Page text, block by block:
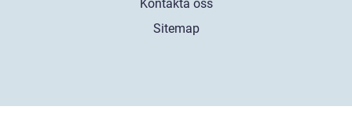
Kontakta oss
Sitemap